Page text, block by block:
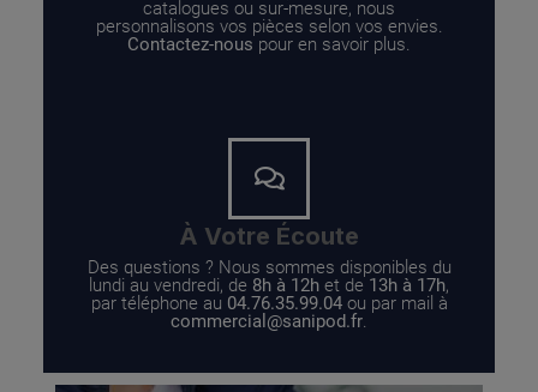
catalogues ou sur-mesure, nous
personnalisons vos pièces selon vos envies.
Contactez-nous pour en savoir plus.
À Votre Écoute
Des questions ? Nous sommes disponibles du
lundi au vendredi, de 8h à 12h et de 13h à 17h,
par téléphone au 04.76.35.99.04ou par mail à
commercial@sanipod.fr.